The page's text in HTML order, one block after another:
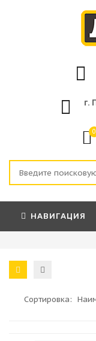
г.
0
НАВИГАЦИЯ
Сортировка: